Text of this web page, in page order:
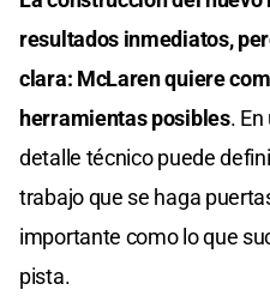
resultados inmediatos,
clara: McLaren quiere
herramientas posibles.
detalle técnico puede
trabajo que se haga
importante como lo que
pista.